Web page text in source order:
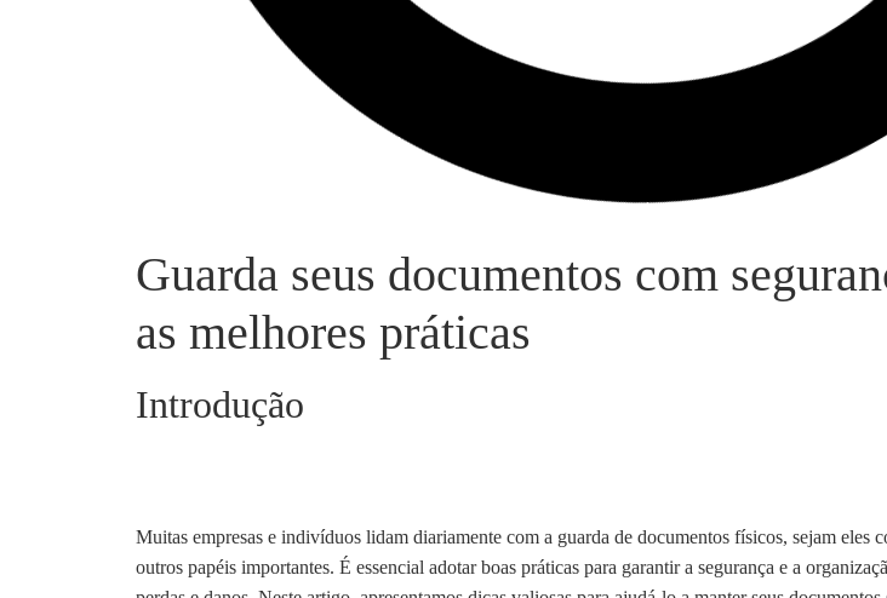
Guarda seus documentos com
as melhores práticas
Introdução
Muitas empresas e indivíduos lidam diariamente com a guarda de documentos físicos, sejam eles
outros papéis importantes. É essencial adotar boas práticas para garantir a segurança e a